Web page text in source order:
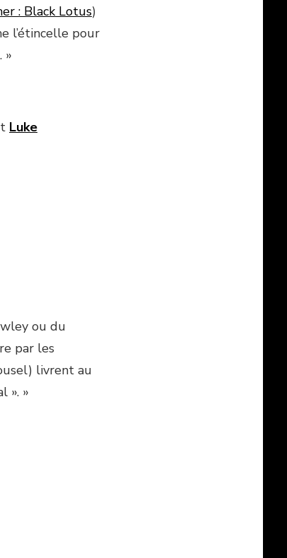
: Black Lotus)
l’étincelle pour
»
Luke
ou du
par les
livrent au
». »